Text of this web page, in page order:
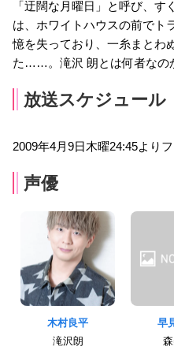
「迂闊な月曜日」と呼び、
は、ホワイトハウスの前でト
憶を失っており、一糸まとわ
た……。滝沢 朗とは何者なの
放送スケジュール
2009年4月9日木曜24:45より
声優
木村良平
滝沢朗
早